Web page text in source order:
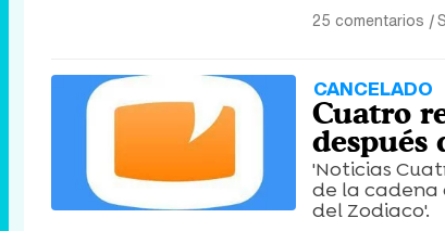
25 comentarios |
CANCELADO
Cuatro
después
'Noticias
de la cadena
del Zodiaco'.